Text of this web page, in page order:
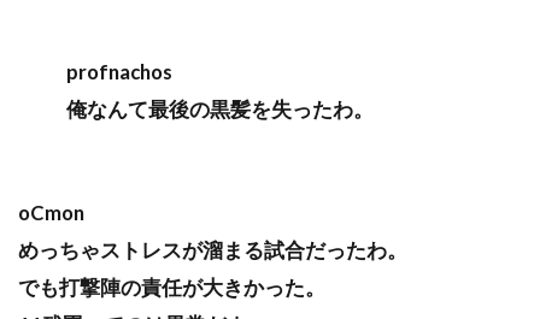
profnachos
俺なんて最後の黒髪を失ったわ。
oCmon
めっちゃストレスが溜まる試合だったわ。
でも打撃陣の責任が大きかった。